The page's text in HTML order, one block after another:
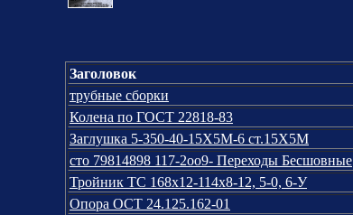
Заголовок
трубные сборки
Колена по ГОСТ 22818-83
Заглушка 5-350-40-15Х5М-6 ст.15Х5М
сто 79814898 117-2оо9- Переходы Бесшовные
Тройник ТС 168х12-114х8-12, 5-0, 6-У
Опора ОСТ 24.125.162-01